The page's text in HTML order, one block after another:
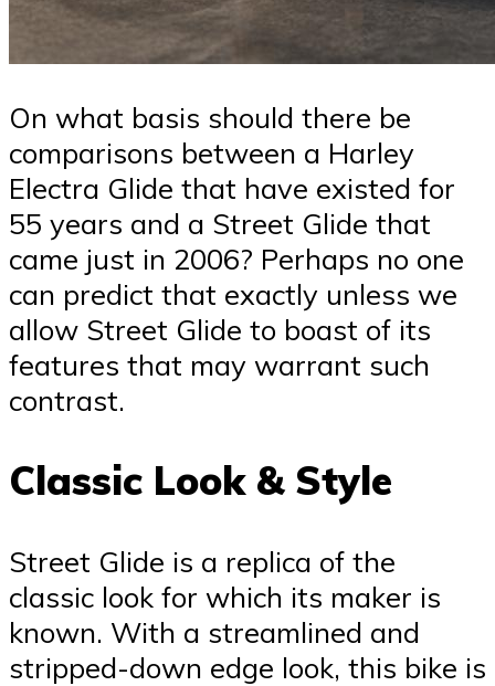
On what basis should there be
comparisons between a Harley
Electra Glide that have existed for
55 years and a Street Glide that
came just in 2006? Perhaps no one
can predict that exactly unless we
allow Street Glide to boast of its
features that may warrant such
contrast.
Classic Look & Style
Street Glide is a replica of the
classic look for which its maker is
known. With a streamlined and
stripped-down edge look, this bike is